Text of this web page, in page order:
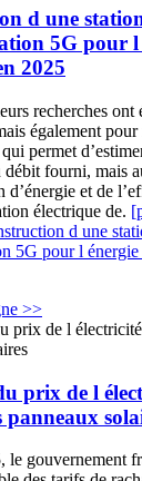
d une
5G pour l
2025
recherches ont
également
permet
débit fourni, mais
d’énergie et de
électrique de.
d une
5G pour l
>>
prix de l
panneaux
le gouvernement